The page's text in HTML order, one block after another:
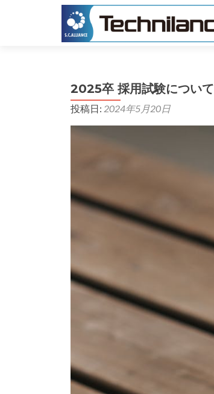
2025卒 採用試験について
投稿日: 2024年5月20日